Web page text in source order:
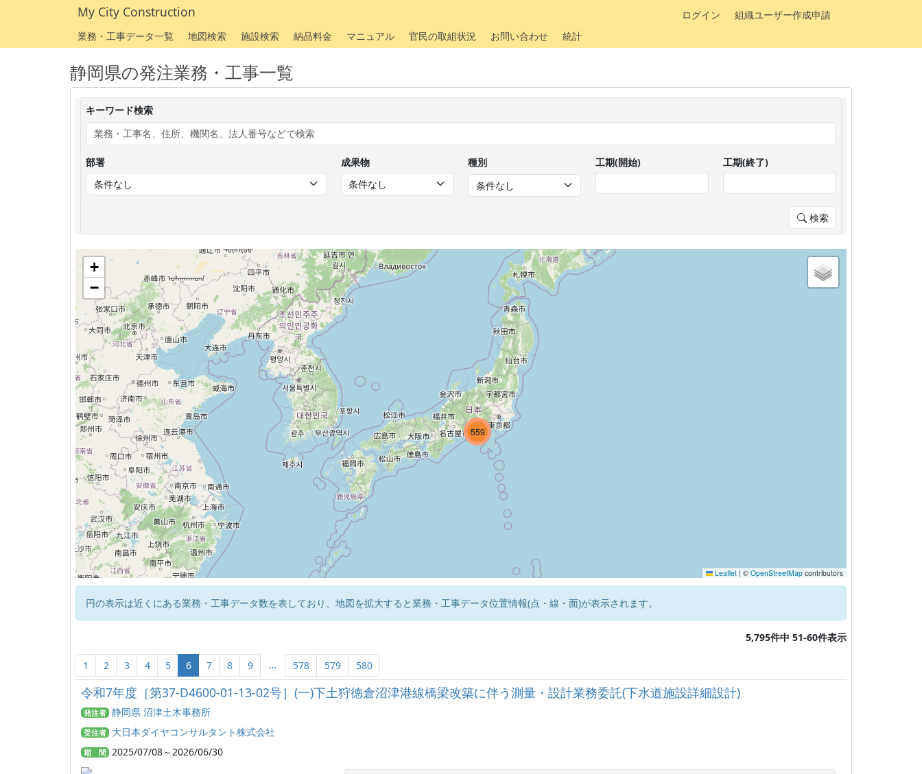
My City Construction ログイン
組織ユーザー作成申請
業務・工事データ一覧
地図検索 施設検索 納品料金 マニュアル 官民の取組状況 お問い合わせ 統計
静岡県の発注業務・工事一覧
キーワード検索
部署 成果物 種別 工期(開始) 工期(終了)
検索
559
5523
4382
+
−
Leaflet | © OpenStreetMap contributors
円の表示は近くにある業務・工事データ数を表しており、地図を拡大すると業務・工事データ位置情報(点・線・面)が表示されます。
5,795件中 51-60件表示
1 2 3 4 5 6 7 8 9 … 578 579 580
令和7年度［第37-D4600-01-13-02号］(一)下土狩徳倉沼津港線橋梁改築に伴う測量・設計業務委託(下水道施設詳細設計)
発注者 静岡県 沼津土木事務所
受注者 大日本ダイヤコンサルタント株式会社
期 間 2025/07/08～2026/06/30